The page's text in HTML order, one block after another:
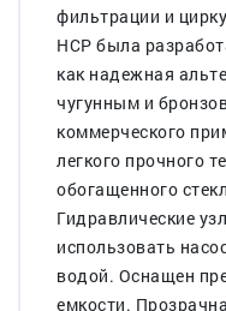
фильтрации и
HCP была
как надежная
чугунным и
коммерческого
легкого прочного
обогащенного
Гидравлические
использовать
водой. Оснащен
емкости.